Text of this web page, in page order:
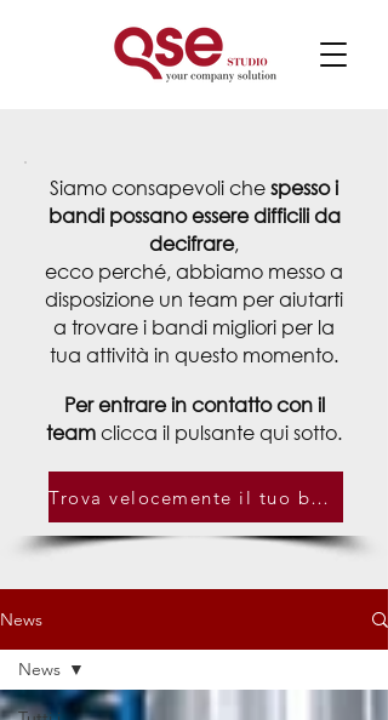
Siamo consapevoli chespesso i
bandi possano essere difficili da
decifrare,
ecco perché, abbiamo messo a
disposizione un team per aiutarti
a trovare i bandi migliori per la
tua attività in questo momento.
Per entrare in contatto con il
teamclicca il pulsante qui sotto.
Trova velocemente il tuo bando
News
News